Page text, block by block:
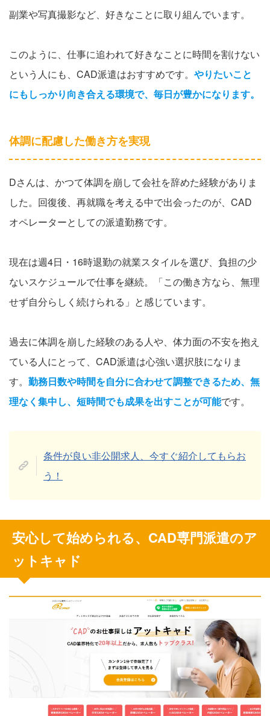
副業や写真撮影など、好きなことに取り組んでいます。
このように、仕事に追われて好きなことに時間を割けない
という人にも、CAD派遣はおすすめです。 やりたいこと
にもしっかり向き合える環境で、毎日が豊かになります。
体調に配慮した働き方を実現
Dさんは、かつて体調を崩して会社を辞めた経験がありま
した。回復後、再就職を考える中で出会ったのが、CAD
オペレーターとしての派遣勤務です。
現在は週4日・16時退勤の就業スタイルを選び、負担の少
ないスケジュールで仕事を継続。「この働き方なら、無理
せず自分らしく続けられる」と感じています。
過去に体調を崩した経験のある人や、体力面の不安を抱え
ている人にとって、CAD派遣は心強い選択肢になりま
す。 勤務日数や時間を自分に合わせて調整できるため、無
理なく集中し、短時間でも成果を出すことが可能です。
条件が良い非公開求人、今すぐ紹介してもらお
う！
安心して始められる、CAD専門派遣のア
ットキャド